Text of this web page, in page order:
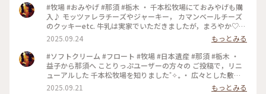
#牧場 #おみやげ #那須 #栃木 ・ 千本松牧場にておみやげも購
入♪ モッツァレラチーズやジャーキー， カマンベールチーズ
のクッキーetc. 牛乳は実家でいただきましたが，まろやか♡
甘さを感じられて美味しい*･゜ﾟ･* たしか近所のスーパー，
BLANDEでも 取り扱っていたので再購入してみます🐄 ・
2025.09.24
もっとみる
#ソフトクリーム #フロート #牧場 #日本遺産 #那須 #栃木 ・
益子から那須へ ことりっぷユーザーの方々の ご投稿で，リニ
ューアルした 千本松牧場を知りました˚✧₊ ・ 広々とした敷地
内。おみやげを見たり， ソフトクリーム（フロート）を食べた
2025.09.21
もっとみる